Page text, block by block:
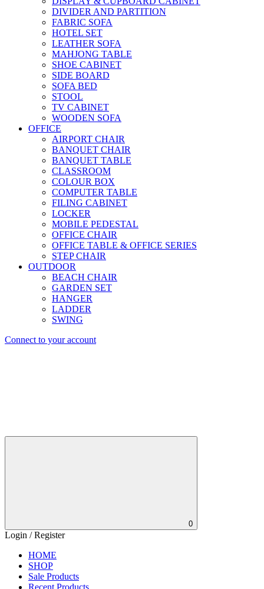
DIVIDER AND PARTITION
FABRIC SOFA
HOTEL SET
LEATHER SOFA
MAHJONG TABLE
SHOE CABINET
SIDE BOARD
SOFA BED
STOOL
TV CABINET
WOODEN SOFA
OFFICE
AIRPORT CHAIR
BANQUET CHAIR
BANQUET TABLE
CLASSROOM
COLOUR BOX
COMPUTER TABLE
FILING CABINET
LOCKER
MOBILE PEDESTAL
OFFICE CHAIR
OFFICE TABLE & OFFICE SERIES
STEP CHAIR
OUTDOOR
BEACH CHAIR
GARDEN SET
HANGER
LADDER
SWING
Connect to your account
0
Login / Register
HOME
SHOP
Sale Products
Recent Products